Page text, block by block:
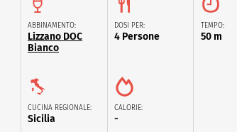
ABBINAMENTO:
Lizzano DOC
Bianco
CUCINA REGIONALE:
Sicilia
DOSI PER:
4 Persone
CALORIE:
-
TEMPO:
50 m